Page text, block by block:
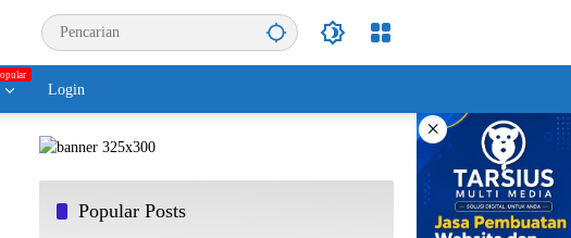
Login
×
Popular Posts